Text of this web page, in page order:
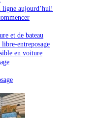
ligne aujourd’hui!
et de bateau
entreposage
en voiture